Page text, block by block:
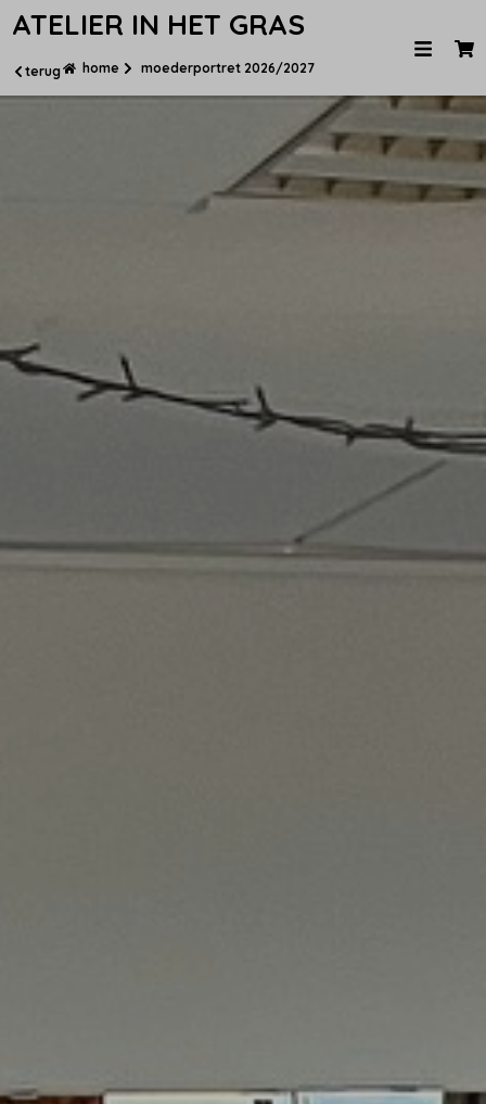
ATELIER IN HET GRAS
terug home moederportret 2026/2027